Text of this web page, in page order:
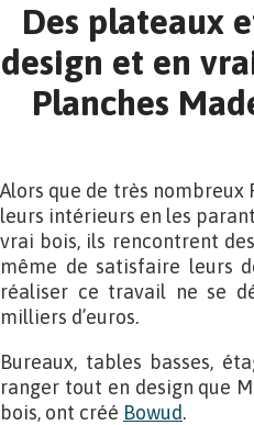
Des plateaux
design et en
Planches
Alors que de très
leurs intérieurs en les
vrai bois, ils rencontrent
même de satisfaire leurs
réaliser ce travail ne se
milliers d’euros.
Bureaux, tables basses,
ranger tout en design que
bois, ont créé Bowud.